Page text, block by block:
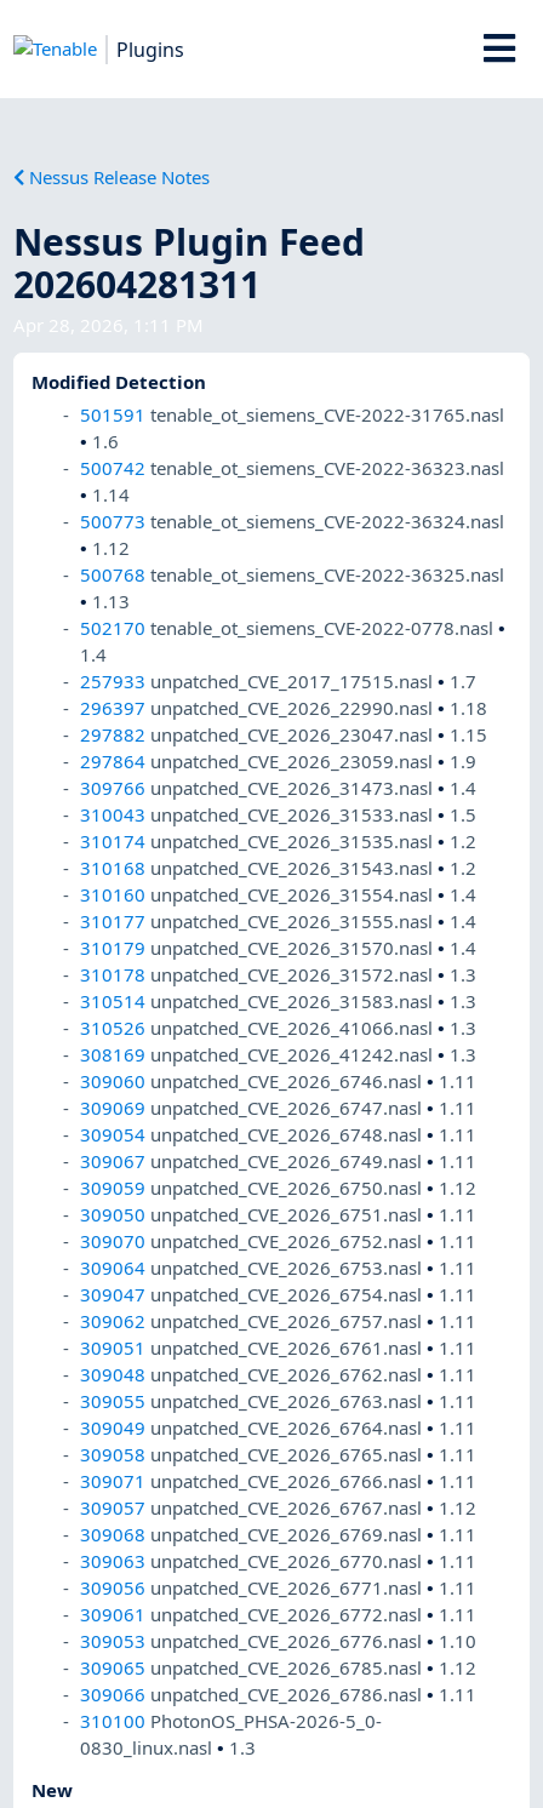
Plugins
Nessus Release Notes
Nessus Plugin Feed
202604281311
Apr 28, 2026, 1:11 PM
Modified Detection
501591 tenable_ot_siemens_CVE-2022-31765.nasl
• 1.6
500742 tenable_ot_siemens_CVE-2022-36323.nasl
• 1.14
500773 tenable_ot_siemens_CVE-2022-36324.nasl
• 1.12
500768 tenable_ot_siemens_CVE-2022-36325.nasl
• 1.13
502170 tenable_ot_siemens_CVE-2022-0778.nasl•
1.4
257933 unpatched_CVE_2017_17515.nasl• 1.7
296397 unpatched_CVE_2026_22990.nasl• 1.18
297882 unpatched_CVE_2026_23047.nasl• 1.15
297864 unpatched_CVE_2026_23059.nasl• 1.9
309766 unpatched_CVE_2026_31473.nasl• 1.4
310043 unpatched_CVE_2026_31533.nasl• 1.5
310174 unpatched_CVE_2026_31535.nasl• 1.2
310168 unpatched_CVE_2026_31543.nasl• 1.2
310160 unpatched_CVE_2026_31554.nasl• 1.4
310177 unpatched_CVE_2026_31555.nasl• 1.4
310179 unpatched_CVE_2026_31570.nasl• 1.4
310178 unpatched_CVE_2026_31572.nasl• 1.3
310514 unpatched_CVE_2026_31583.nasl• 1.3
310526 unpatched_CVE_2026_41066.nasl• 1.3
308169 unpatched_CVE_2026_41242.nasl• 1.3
309060 unpatched_CVE_2026_6746.nasl• 1.11
309069 unpatched_CVE_2026_6747.nasl• 1.11
309054 unpatched_CVE_2026_6748.nasl• 1.11
309067 unpatched_CVE_2026_6749.nasl• 1.11
309059 unpatched_CVE_2026_6750.nasl• 1.12
309050 unpatched_CVE_2026_6751.nasl• 1.11
309070 unpatched_CVE_2026_6752.nasl• 1.11
309064 unpatched_CVE_2026_6753.nasl• 1.11
309047 unpatched_CVE_2026_6754.nasl• 1.11
309062 unpatched_CVE_2026_6757.nasl• 1.11
309051 unpatched_CVE_2026_6761.nasl• 1.11
309048 unpatched_CVE_2026_6762.nasl• 1.11
309055 unpatched_CVE_2026_6763.nasl• 1.11
309049 unpatched_CVE_2026_6764.nasl• 1.11
309058 unpatched_CVE_2026_6765.nasl• 1.11
309071 unpatched_CVE_2026_6766.nasl• 1.11
309057 unpatched_CVE_2026_6767.nasl• 1.12
309068 unpatched_CVE_2026_6769.nasl• 1.11
309063 unpatched_CVE_2026_6770.nasl• 1.11
309056 unpatched_CVE_2026_6771.nasl• 1.11
309061 unpatched_CVE_2026_6772.nasl• 1.11
309053 unpatched_CVE_2026_6776.nasl• 1.10
309065 unpatched_CVE_2026_6785.nasl• 1.12
309066 unpatched_CVE_2026_6786.nasl• 1.11
310100 PhotonOS_PHSA-2026-5_0-
0830_linux.nasl• 1.3
New